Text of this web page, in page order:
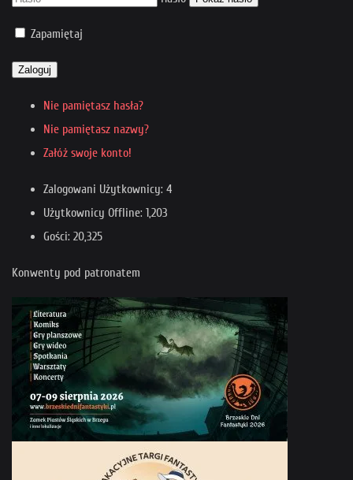
Zapamiętaj
Zaloguj
Nie pamiętasz hasła?
Nie pamiętasz nazwy?
Załóż swoje konto!
Zalogowani Użytkownicy: 4
Użytkownicy Offline: 1,203
Gości: 20,325
Konwenty pod patronatem